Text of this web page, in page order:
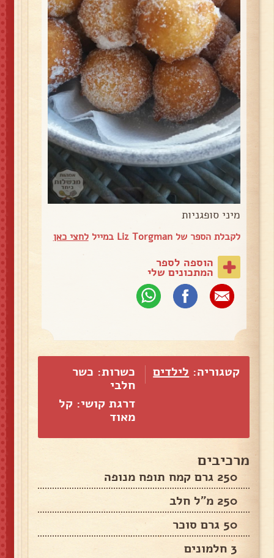
מיני סופגניות
לקבלת הספר של Liz Torgman במייל לחצי כאן
הוספה לספר
המתכונים שלי
קטגוריה: לילדים
כשרות: כשר
חלבי
דרגת קושי: קל
מאוד
מרכיבים
250 גרם קמח תופח מנופה
250 מ"ל חלב
50 גרם סוכר
3 חלמונים